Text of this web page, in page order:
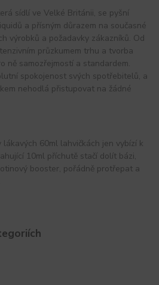
sídlí ve Velké Británii, se pyšní
a přísným důrazem na současné
výrobků a požadavky zákazníků. Od
průzkumem trhu a tvorba
ně samozřejmostí a standardem.
spokojenost svých spotřebitelů, a
nehodlá přistupovat na žádné
60ml lahvičkách jen vybízí k
10ml příchutě stačí dolít bázi,
booster, pořádně protřepat a